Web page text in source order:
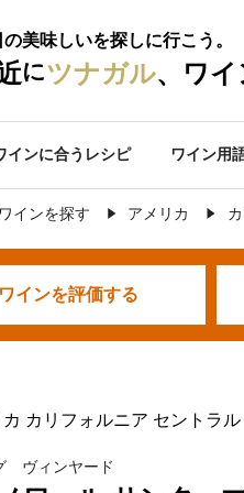
美味しいを探しに行こう。
にツナガル、ワイ
インに合うレシピ ワイン用
ワインを探す アメリカ
ワインを評価する
カリフォルニア セントラ
ヴィンヤード